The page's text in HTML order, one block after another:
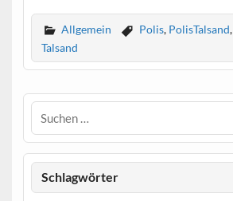
Allgemein Polis, PolisTalsand,
Talsand
Schlagwörter